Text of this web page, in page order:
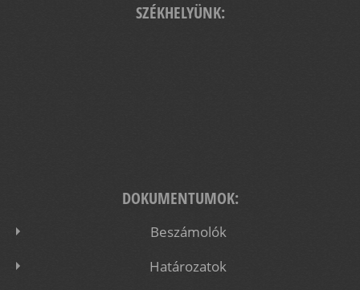
SZÉKHELYÜNK:
DOKUMENTUMOK:
Beszámolók
Határozatok